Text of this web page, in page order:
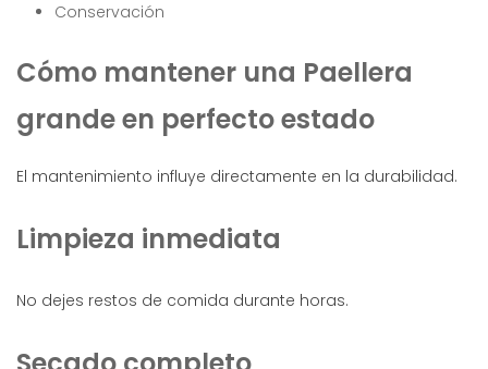
Conservación
Cómo mantener una Paellera
grande en perfecto estado
El mantenimiento influye directamente en la durabilidad.
Limpieza inmediata
No dejes restos de comida durante horas.